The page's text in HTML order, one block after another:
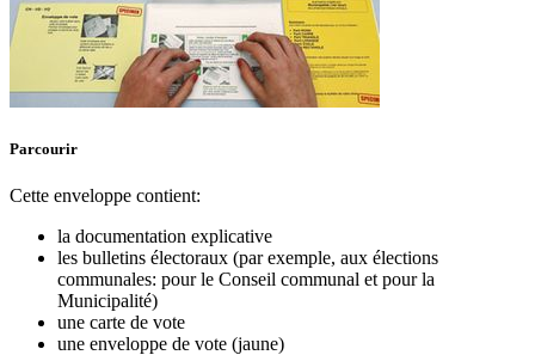
Parcourir
Cette enveloppe contient:
la documentation explicative
les bulletins électoraux (par exemple, aux élections
communales: pour le Conseil communal et pour la
Municipalité)
une carte de vote
une enveloppe de vote (jaune)